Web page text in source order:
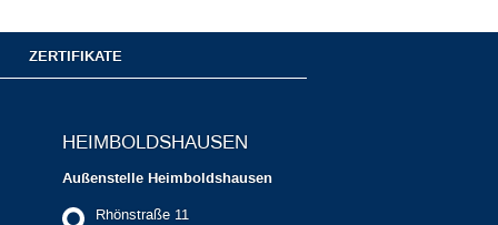
ZERTIFIKATE
HEIMBOLDS­HAUSEN
Außenstelle Heimboldshausen
Rhönstraße 11